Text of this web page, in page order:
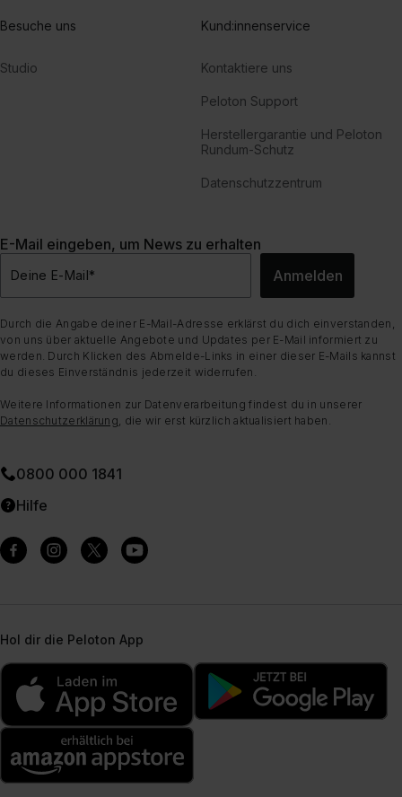
Besuche uns
Studio
Kund:innenservice
Kontaktiere uns
Peloton Support
Herstellergarantie und Peloton
Rundum-Schutz
Datenschutzzentrum
E-Mail eingeben, um News zu erhalten
Deine E-Mail* Anmelden
Durch die Angabe deiner E-Mail-Adresse erklärst du dich einverstanden,
von uns über aktuelle Angebote und Updates per E-Mail informiert zu
werden. Durch Klicken des Abmelde-Links in einer dieser E-Mails kannst
du dieses Einverständnis jederzeit widerrufen.
Weitere Informationen zur Datenverarbeitung findest du in unserer
Datenschutzerklärung, die wir erst kürzlich aktualisiert haben.
0800 000 1841
Hilfe
Hol dir die Peloton App